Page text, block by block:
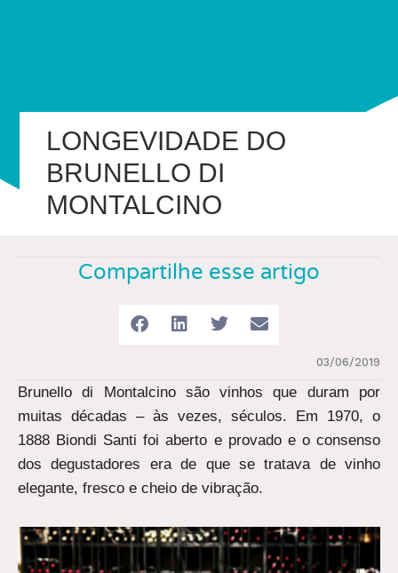
LONGEVIDADE DO
BRUNELLO DI
MONTALCINO
Compartilhe esse artigo
03/06/2019
Brunello di Montalcino são vinhos que duram por
muitas décadas – às vezes, séculos. Em 1970, o
1888 Biondi Santi foi aberto e provado e o consenso
dos degustadores era de que se tratava de vinho
elegante, fresco e cheio de vibração.